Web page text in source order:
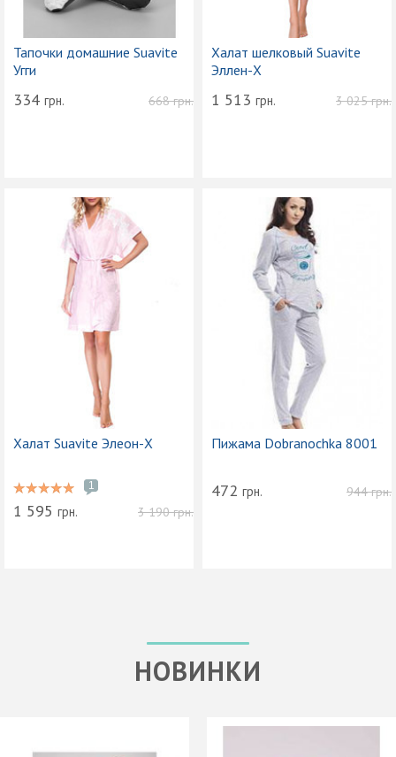
Тапочки домашние Suavite
Угги
668грн.
334 грн.
Халат шелковый Suavite
Эллен-Х
3 025грн.
1 513 грн.
Халат Suavite Элеон-Х
1
3 190грн.
1 595 грн.
Пижама Dobranochka 8001
944грн.
472 грн.
НОВИНКИ